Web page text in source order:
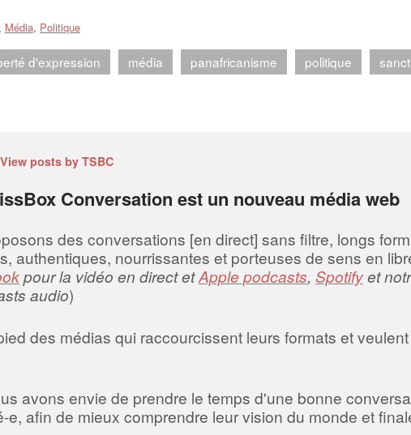
, Média, Politique
d'expression média panafricanisme politique
View posts by TSBC
Conversation est un nouveau média web
des conversations [en direct] sans filtre, longs
authentiques, nourrissantes et porteuses de sens en
pour la vidéo en direct etApple podcasts, Spotifyet
audio)
des médias qui raccourcissent leurs formats et
avons envie de prendre le temps d'une bonne
e, afin de mieux comprendre leur vision du monde et